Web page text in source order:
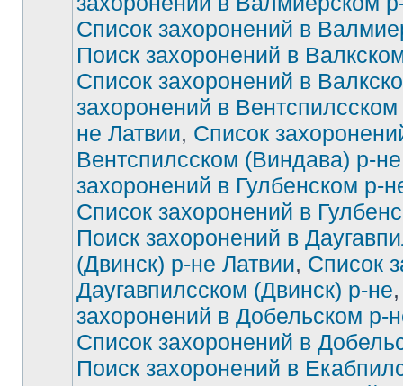
Список захоронений в
Поиск захоронений в
Список захоронений в
захоронений в
не Латвии, Список
Вентспилсском (Виндава) р-не
захоронений в Гулбенском р-
Список захоронений в
Поиск захоронений в
(Двинск) р-не Латвии, Список
Даугавпилсском (Двинск) р-не
захоронений в Добельском р-
Список захоронений в
Поиск захоронений в